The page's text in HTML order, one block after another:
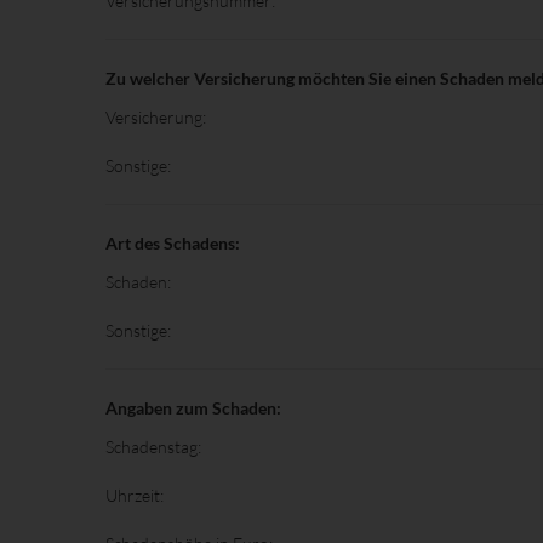
Zu welcher Versicherung möchten Sie einen Schaden
Versicherung:
Sonstige:
Art des Schadens:
Schaden:
Sonstige:
Angaben zum Schaden:
Schadenstag:
Uhrzeit: